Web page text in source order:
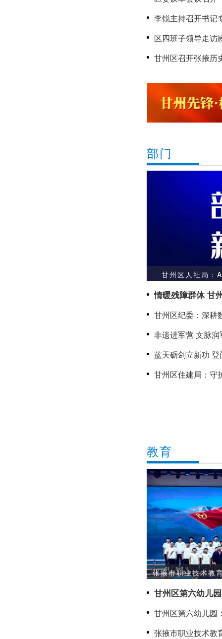
李锐主持召开书记
区四班子领导走访
甘州区召开张掖历
部门
甘州区人社局：
情暖残障群体 甘
甘州区纪委：深耕
监督提质增效
非遗进军营 文脉
双拥·共传文脉守
蓝天砺剑立新功
二等功军人家庭送
甘州区住建局：守
教育
张掖市职业技术教
甘州区第六幼儿园：
聚力成长
甘州区第六幼儿园
心
张掖市职业技术教